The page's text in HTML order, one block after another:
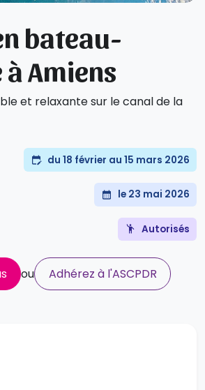
bateau-
Amiens
et relaxante sur le canal de la
du 18 février au 15 mars 2026
le 23 mai 2026
Autorisés
ou Adhérez à l'ASCPDR